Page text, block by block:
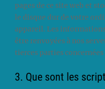
pages de ce site web et
le disque dur de votre
appareil. Les
être renvoyées à nos
tierces parties
3. Que sont les